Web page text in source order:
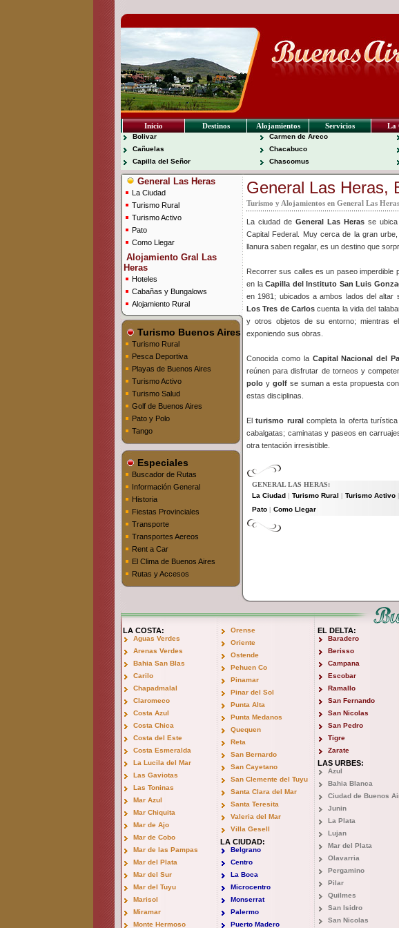
Inicio Destinos Alojamientos Servicios La
Bolivar
Cañuelas
Capilla del Señor
Carmen de Areco
Chacabuco
Chascomus
General Las Heras
La Ciudad
Turismo Rural
Turismo Activo
Pato
Como Llegar
Alojamiento Gral Las
Heras
Hoteles
Cabañas y Bungalows
Alojamiento Rural
Turismo Buenos Aires
Turismo Rural
Pesca Deportiva
Playas de Buenos Aires
Turismo Activo
Turismo Salud
Golf de Buenos Aires
Pato y Polo
Tango
Especiales
Buscador de Rutas
Información General
Historia
Fiestas Provinciales
Transporte
Transportes Aereos
Rent a Car
El Clima de Buenos Aires
Rutas y Accesos
General Las Heras,
Turismo y Alojamientos en General Las
La ciudad de General Las Herasse ubica
Capital Federal. Muy cerca de la gran
llanura saben regalar, es un destino que
Recorrer sus calles es un paseo imperdible
en la Capilla del Instituto San Luis
en 1981; ubicados a ambos lados del altar
Los Tres de Carloscuenta la vida del
y otros objetos de su entorno; mientras el
exponiendo sus obras.
Conocida como la Capital Nacional del
reúnen para disfrutar de torneos y
polo y golfse suman a esta propuesta
estas disciplinas.
Elturismo ruralcompleta la oferta turística
cabalgatas; caminatas y paseos en
otra tentación irresistible.
GENERAL LAS HERAS:
La Ciudad
Turismo Rural Turismo Activo
Pato Como Llegar
LA COSTA:
Aguas Verdes
Arenas Verdes
Bahia San Blas
Carilo
Chapadmalal
Claromeco
Costa Azul
Costa Chica
Costa del Este
Costa Esmeralda
La Lucila del Mar
Las Gaviotas
Las Toninas
Mar Azul
Mar Chiquita
Mar de Ajo
Mar de Cobo
Mar de las Pampas
Mar del Plata
Mar del Sur
Mar del Tuyu
Marisol
Miramar
Monte Hermoso
Orense
Oriente
Ostende
Pehuen Co
Pinamar
Pinar del Sol
Punta Alta
Punta Medanos
Quequen
Reta
San Bernardo
San Cayetano
San Clemente del Tuyu
Santa Clara del Mar
Santa Teresita
Valeria del Mar
Villa Gesell
LA CIUDAD:
Belgrano
Centro
La Boca
Microcentro
Monserrat
Palermo
Puerto Madero
EL DELTA:
Baradero
Berisso
Campana
Escobar
Ramallo
San Fernando
San Nicolas
San Pedro
Tigre
Zarate
LAS URBES:
Azul
Bahia Blanca
Ciudad de Buenos
Junin
La Plata
Lujan
Mar del Plata
Olavarria
Pergamino
Pilar
Quilmes
San Isidro
San Nicolas